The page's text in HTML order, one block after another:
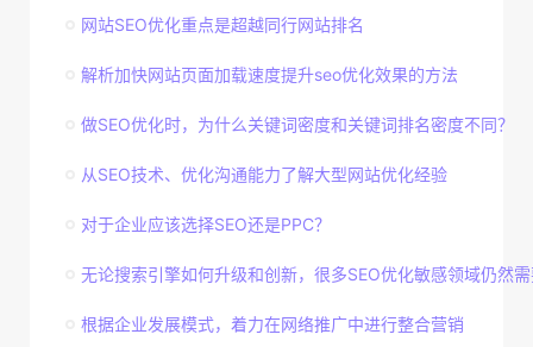
网站SEO优化重点是超越同行网站排名
解析加快网站页面加载速度提升seo优化效果的方法
做SEO优化时，为什么关键词密度和关键词排名密度不同？
从SEO技术、优化沟通能力了解大型网站优化经验
对于企业应该选择SEO还是PPC？
无论搜索引擎如何升级和创新，很多SEO优化敏感领域仍然
根据企业发展模式，着力在网络推广中进行整合营销